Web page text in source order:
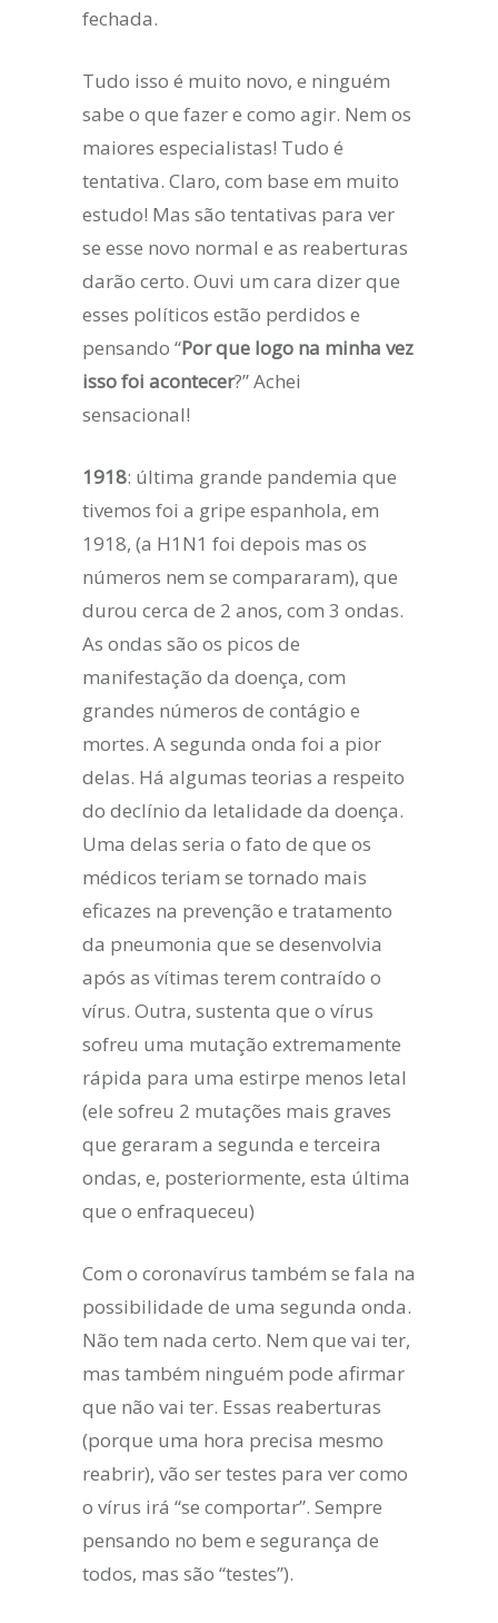
fechada.
Tudo isso é muito novo, e ninguém
sabe o que fazer e como agir. Nem os
maiores especialistas! Tudo é
tentativa. Claro, com base em muito
estudo! Mas são tentativas para ver
se esse novo normal e as reaberturas
darão certo. Ouvi um cara dizer que
esses políticos estão perdidos e
pensando “Por que logo na minha vez
isso foi acontecer?” Achei
sensacional!
1918: última grande pandemia que
tivemos foi a gripe espanhola, em
1918, (a H1N1 foi depois mas os
números nem se compararam), que
durou cerca de 2 anos, com 3 ondas.
As ondas são os picos de
manifestação da doença, com
grandes números de contágio e
mortes. A segunda onda foi a pior
delas. Há algumas teorias a respeito
do declínio da letalidade da doença.
Uma delas seria o fato de que os
médicos teriam se tornado mais
eficazes na prevenção e tratamento
da pneumonia que se desenvolvia
após as vítimas terem contraído o
vírus. Outra, sustenta que o vírus
sofreu uma mutação extremamente
rápida para uma estirpe menos letal
(ele sofreu 2 mutações mais graves
que geraram a segunda e terceira
ondas, e, posteriormente, esta última
que o enfraqueceu)
Com o coronavírus também se fala na
possibilidade de uma segunda onda.
Não tem nada certo. Nem que vai ter,
mas também ninguém pode afirmar
que não vai ter. Essas reaberturas
(porque uma hora precisa mesmo
reabrir), vão ser testes para ver como
o vírus irá “se comportar”. Sempre
pensando no bem e segurança de
todos, mas são “testes”).